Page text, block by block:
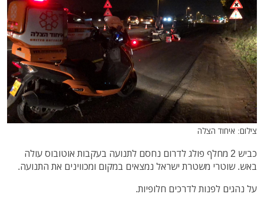
צילום: איחוד הצלה
כביש 2 מחלף פולג לדרום נחסם לתנועה בעקבות אוטובוס עולה
באש. שוטרי משטרת ישראל נמצאים במקום ומכווינים את התנועה.
על נהגים לפנות לדרכים חלופיות.